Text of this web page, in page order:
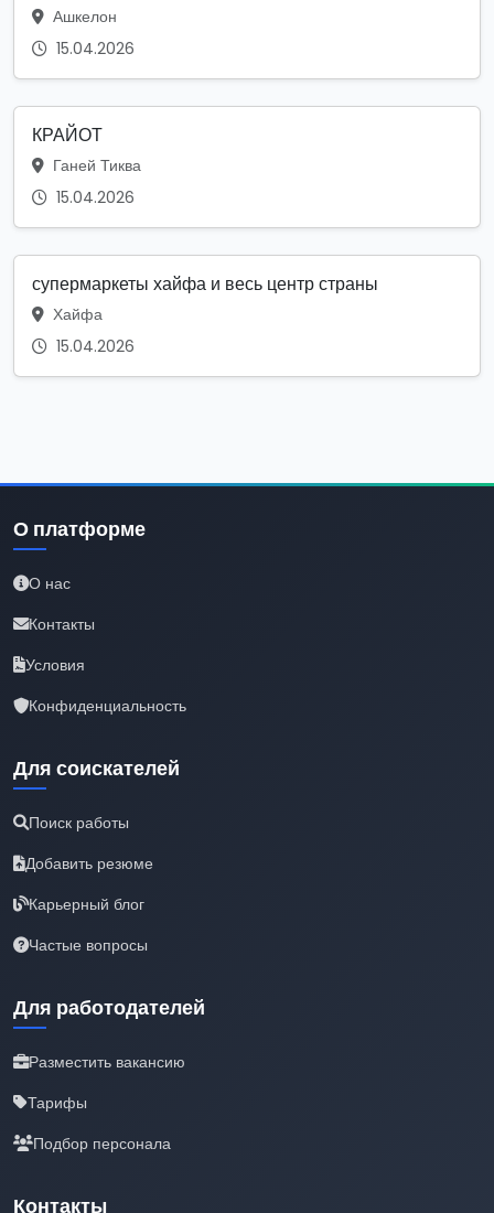
Ашкелон
15.04.2026
КРАЙОТ
Ганей Тиква
15.04.2026
супермаркеты хайфа и весь центр страны
Хайфа
15.04.2026
О платформе
О нас
Контакты
Условия
Конфиденциальность
Для соискателей
Поиск работы
Добавить резюме
Карьерный блог
Частые вопросы
Для работодателей
Разместить вакансию
Тарифы
Подбор персонала
Контакты